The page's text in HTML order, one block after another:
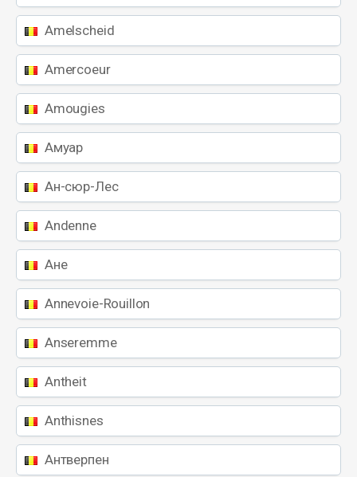
Amelscheid
Amercoeur
Amougies
Амуар
Ан-сюр-Лес
Andenne
Ане
Annevoie-Rouillon
Anseremme
Antheit
Anthisnes
Антверпен